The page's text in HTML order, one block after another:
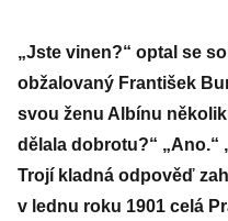
„Jste vinen?“ optal se
obžalovaný František
svou ženu Albínu
dělala dobrotu?“ „Ano.“
Trojí kladná odpověď
v lednu roku 1901 celá